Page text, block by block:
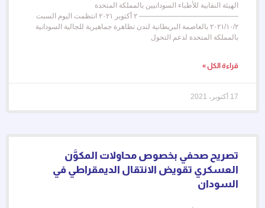
الهيئة النقابية للأطباء السودانيين بالمملكة المتحدة
—————————————— ٢ أكتوبر ٢٠٢١ انتظمت اليوم السبت
٢٠٢١/١٠/٢ بالعاصمة البريطانية لندن تظاهرة جماهيرية للجالية السودانية
بالمملكة المتحدة لدعم التحول
قراءة الكل »
17 أكتوبر، 2021
تصريح صحفي بخصوص محاولات المكوَّن
العسكري تقويض الانتقال الديمقراطي في
السودان